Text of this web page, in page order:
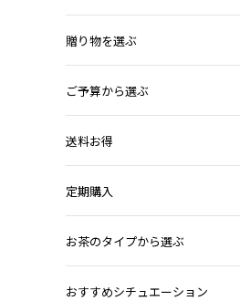
贈り物を選ぶ
ご予算から選ぶ
送料お得
定期購入
お茶のタイプから選ぶ
おすすめシチュエーション